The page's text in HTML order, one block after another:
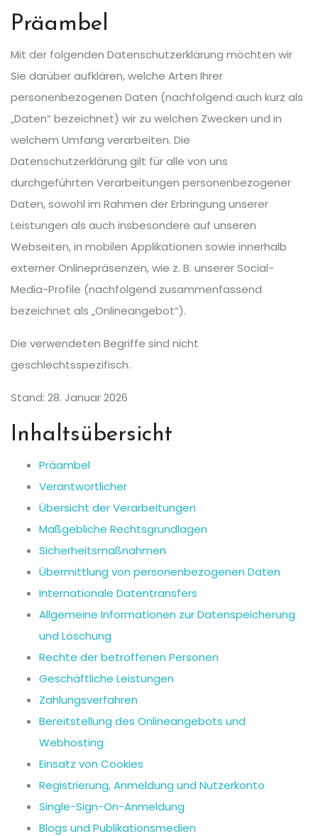
Präambel
Mit der folgenden Datenschutzerklärung möchten wir
Sie darüber aufklären, welche Arten Ihrer
personenbezogenen Daten (nachfolgend auch kurz als
„Daten“ bezeichnet) wir zu welchen Zwecken und in
welchem Umfang verarbeiten. Die
Datenschutzerklärung gilt für alle von uns
durchgeführten Verarbeitungen personenbezogener
Daten, sowohl im Rahmen der Erbringung unserer
Leistungen als auch insbesondere auf unseren
Webseiten, in mobilen Applikationen sowie innerhalb
externer Onlinepräsenzen, wie z. B. unserer Social-
Media-Profile (nachfolgend zusammenfassend
bezeichnet als „Onlineangebot“).
Die verwendeten Begriffe sind nicht
geschlechtsspezifisch.
Stand: 28. Januar 2026
Inhaltsübersicht
Präambel
Verantwortlicher
Übersicht der Verarbeitungen
Maßgebliche Rechtsgrundlagen
Sicherheitsmaßnahmen
Übermittlung von personenbezogenen Daten
Internationale Datentransfers
Allgemeine Informationen zur Datenspeicherung
und Löschung
Rechte der betroffenen Personen
Geschäftliche Leistungen
Zahlungsverfahren
Bereitstellung des Onlineangebots und
Webhosting
Einsatz von Cookies
Registrierung, Anmeldung und Nutzerkonto
Single-Sign-On-Anmeldung
Blogs und Publikationsmedien